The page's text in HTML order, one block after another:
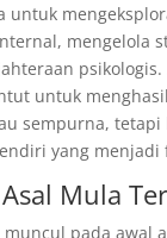
untuk
mengelola
psikologis.
untuk
sempurna, tetapi
yang menjadi
Mula
pada awal